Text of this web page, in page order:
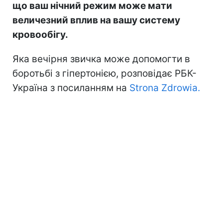
що ваш нічний режим може мати
величезний вплив на вашу систему
кровообігу.
Яка вечірня звичка може допомогти в
боротьбі з гіпертонією, розповідає РБК-
Україна з посиланням на Strona Zdrowia.